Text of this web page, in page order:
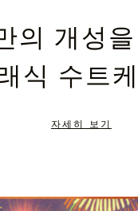
의 개성
식 수트
자세히 보기